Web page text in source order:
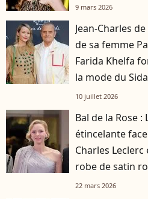
9 mars 2026
Jean-Charles
de sa femme
Farida Khelfa
la mode du
promesses
10 juillet 2026
Bal de la Rose
étincelante
Charles
robe de satin
22 mars 2026